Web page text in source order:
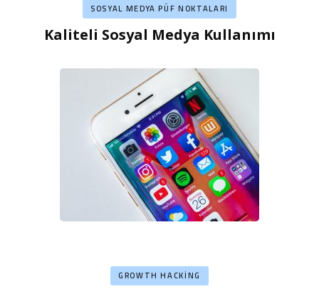
SOSYAL MEDYA PÜF NOKTALARI
Kaliteli Sosyal Medya Kullanımı
GROWTH HACKING